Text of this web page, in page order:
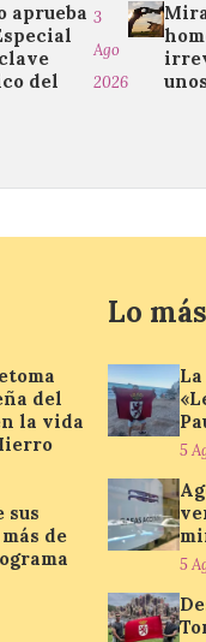
aprueba
del
3
Ago
2026
del
la vida
sus
de
Lo
5
5